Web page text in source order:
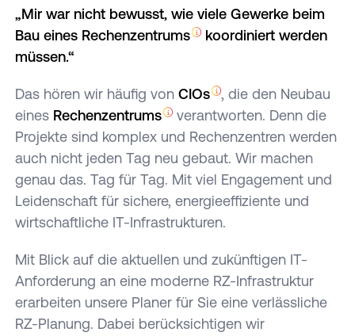
Wir verwenden Cookies auf unserer Website.
Einige von ihnen sind essenziell, andere helfen
uns dabei, die Website und Ihre Erfahrung zu
jederzeit widerrufen.
„Mir war nicht bewusst, wie viele Gewerke beim
Bau eines Rechenzentrums
koordiniert werden
müssen.“
Das hören wir häufig vonCIOs
, die den Neubau
eines Rechenzentrums
verantworten. Denn die
Projekte sind komplex und Rechenzentren werden
auch nicht jeden Tag neu gebaut. Wir machen
genau das. Tag für Tag. Mit viel Engagement und
Leidenschaft für sichere, energieeffiziente und
wirtschaftliche IT-Infrastrukturen.
Mit Blick auf die aktuellen und zukünftigen IT-
Anforderung an eine moderne RZ-Infrastruktur
erarbeiten unsere Planer für Sie eine verlässliche
RZ-Planung. Dabei berücksichtigen wir